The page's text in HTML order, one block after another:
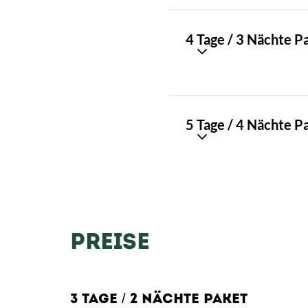
4 Tage / 3 Nächte
5 Tage / 4 Nächte
PREISE
3 TAGE / 2 NÄCHTE PAKET